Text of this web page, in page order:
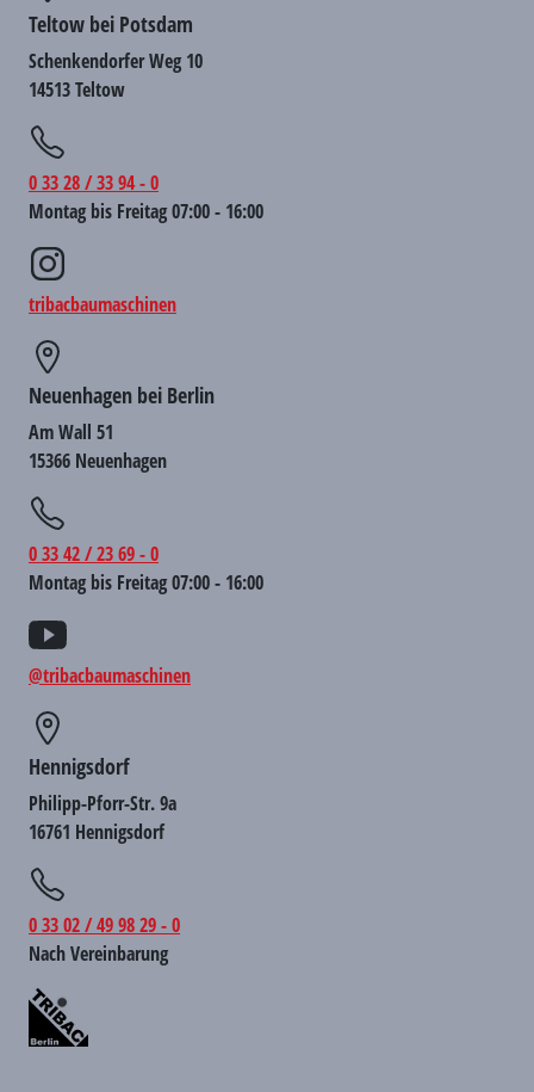
Teltow bei Potsdam
Schenkendorfer Weg 10
14513 Teltow
0 33 28 / 33 94 - 0
Montag bis Freitag 07:00 - 16:00
tribacbaumaschinen
Neuenhagen bei Berlin
Am Wall 51
15366 Neuenhagen
0 33 42 / 23 69 - 0
Montag bis Freitag 07:00 - 16:00
@tribacbaumaschinen
Hennigsdorf
Philipp-Pforr-Str. 9a
16761 Hennigsdorf
0 33 02 / 49 98 29 - 0
Nach Vereinbarung